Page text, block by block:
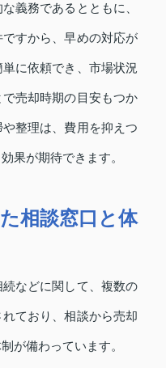
義務であるとともに、
すから、早めの対応が
に依頼でき、市場状況
売却時期の目安もつか
整理は、費用を抑えつ
果が期待できます。
相談窓口と体
などに関して、複数の
ており、相談から売却
が備わっています。